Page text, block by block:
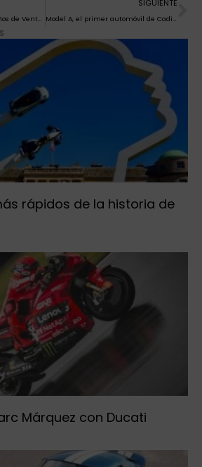
Así fueron los primeros años de Venturi, un fabricante en ocasiones olvidado
SIGUIENTE
Model A, el primer automóvil de Cadillac
rápidos de la historia de
Márquez con Ducati